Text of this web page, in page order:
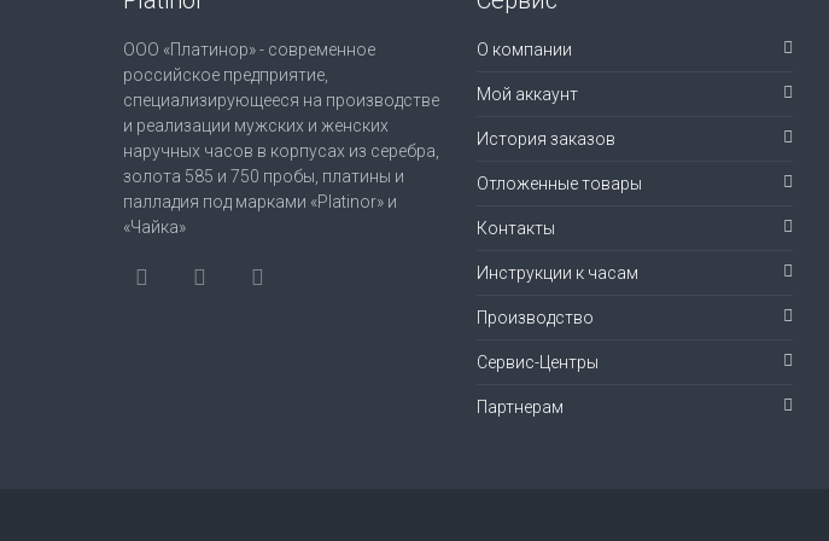
ООО «Платинор» - современное
российское предприятие,
специализирующееся на производстве
и реализации мужских и женских
наручных часов в корпусах из серебра,
золота 585 и 750 пробы, платины и
палладия под марками «Platinor» и
«Чайка»
О компании
Мой аккаунт
История заказов
Отложенные товары
Контакты
Инструкции к часам
Производство
Сервис-Центры
Партнерам